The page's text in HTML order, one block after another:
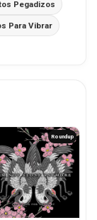
Pegadizos
Para Vibrar
Roundup